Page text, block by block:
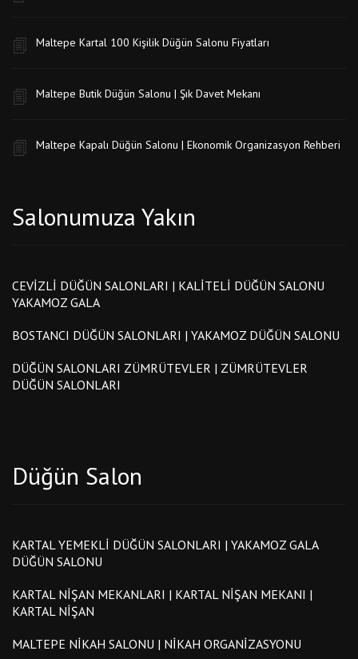
Maltepe Kartal 100 Kişilik Düğün Salonu Fiyatları
Maltepe Butik Düğün Salonu | Şık Davet Mekanı
Maltepe Kapalı Düğün Salonu | Ekonomik Organizasyon Rehberi
Salonumuza Yakın
CEVIZLI DÜĞÜN SALONLARI | KALITELI DÜĞÜN SALONU
YAKAMOZ GALA
BOSTANCI DÜĞÜN SALONLARI | YAKAMOZ DÜĞÜN SALONU
DÜĞÜN SALONLARI ZÜMRÜTEVLER | ZÜMRÜTEVLER
DÜĞÜN SALONLARI
Düğün Salon
KARTAL YEMEKLI DÜĞÜN SALONLARI | YAKAMOZ GALA
DÜĞÜN SALONU
KARTAL NIŞAN MEKANLARI | KARTAL NIŞAN MEKANI |
KARTAL NIŞAN
MALTEPE NIKAH SALONU | NIKAH ORGANIZASYONU